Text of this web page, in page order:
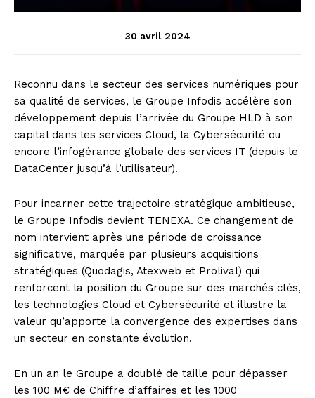
30 avril 2024
Reconnu dans le secteur des services numériques pour
sa qualité de services, le Groupe Infodis accélère son
développement depuis l’arrivée du Groupe HLD à son
capital dans les services Cloud, la Cybersécurité ou
encore l’infogérance globale des services IT (depuis le
DataCenter jusqu’à l’utilisateur).
Pour incarner cette trajectoire stratégique ambitieuse,
le Groupe Infodis devient TENEXA. Ce changement de
nom intervient après une période de croissance
significative, marquée par plusieurs acquisitions
stratégiques (Quodagis, Atexweb et Prolival) qui
renforcent la position du Groupe sur des marchés clés,
les technologies Cloud et Cybersécurité et illustre la
valeur qu’apporte la convergence des expertises dans
un secteur en constante évolution.
En un an le Groupe a doublé de taille pour dépasser
les 100 M€ de Chiffre d’affaires et les 1000